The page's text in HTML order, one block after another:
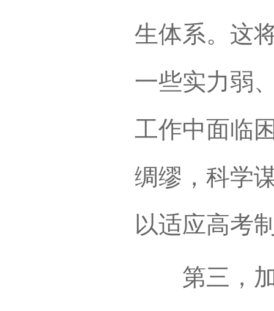
生体系。这
一些实力弱
工作中面临
绸缪，科学
以适应高考
第三，加